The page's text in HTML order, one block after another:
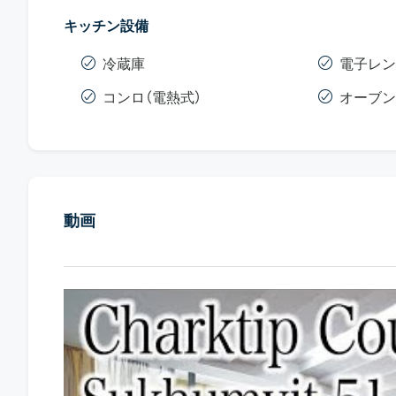
キッチン設備
冷蔵庫
コンロ（電熱式）
電子レ
オーブン
動画